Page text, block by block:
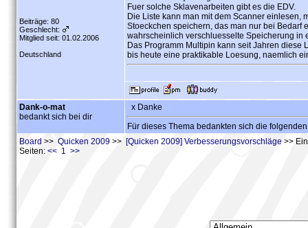
Beiträge: 80
Geschlecht:
Mitglied seit: 01.02.2006
Deutschland
Fuer solche Sklavenarbeiten gibt es die EDV.
Die Liste kann man mit dem Scanner einlesen,
Stoeckchen speichern, das man nur bei Bedarf
wahrscheinlich verschluesselte Speicherung in
Das Programm Multipin kann seit Jahren diese
bis heute eine praktikable Loesung, naemlich
Dank-o-mat
bedankt sich bei dir
x Danke
Für dieses Thema bedankten sich die
Board >> Quicken 2009 >> [Quicken 2009] Verbesserungsvorschläge >>
Seiten: << 1 >>